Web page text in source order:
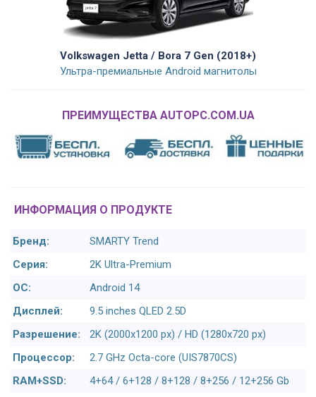
Volkswagen Jetta / Bora 7 Gen (2018+)
Ультра-премиальные Android магнитолы
ПРЕИМУЩЕСТВА AUTOPC.COM.UA
ИНФОРМАЦИЯ О ПРОДУКТЕ
Бренд:
SMARTY Trend
Серия:
2K Ultra-Premium
ОС:
Android 14
Дисплей:
9.5 inches QLED 2.5D
Разрешение:
2K (2000x1200 px) / HD (1280x720 px)
Процессор:
2.7 GHz Octa-core (UIS7870CS)
RAM+SSD:
4+64 / 6+128 / 8+128 / 8+256 / 12+256 Gb